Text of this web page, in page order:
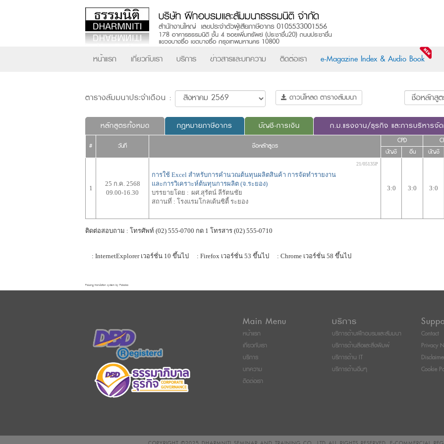
หน้าแรก เกี่ยวกับเรา บริการ ข่าวสารและบทความ ติดต่อเรา e-Magazine Index & Audio Book
ตารางสัมมนาประจำเดือน : ดาวน์โหลด ตารางสัมมนา
หลักสูตรทั้งหมด กฎหมายภาษีอากร บัญชี-การเงิน ก.ม.แรงงาน/ธุรกิจ และการบริหารจั
# วันที่ ชื่อหลักสูตร
CPD
บัญชี อื่น บัญชี
1
25 ก.ค. 2568
09.00-16.30
การใช้ Excel สำหรับการคำนวณต้นทุนผลิตสินค้า การจัดทำรายงาน
และการวิเคราะห์ต้นทุนการผลิต (จ.ระยอง)
บรรยายโดย : ผศ.สุรัตน์ ลีรัตนชัย
สถานที่ : โรงแรมโกลเด้นซิตี้ ระยอง
21/05135P
3:0 3:0 3:0
ติดต่อสอบถาม : โทรศัพท์ (02) 555-0700 กด 1 โทรสาร (02) 555-0710
: InternetExplorer เวอร์ชั่น 10 ขึ้นไป : Firefox เวอร์ชั่น 53 ขึ้นไป : Chrome เวอร์ชั่น 58 ขึ้นไป
FaLang translation system by Faboba
Main Menu
หน้าแรก
เกี่ยวกับเรา
บริการ
บทความ
ติดต่อเรา
บริการ
บริการด้านฝึกอบรมและสัมมนา
บริการด้านสื่อและสิ่งพิมพ์
บริการด้าน IT
บริการด้านอื่นๆ
Contact
Privacy
Cookie